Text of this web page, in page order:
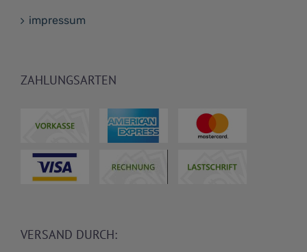
impressum
ZAHLUNGSARTEN
VERSAND DURCH: